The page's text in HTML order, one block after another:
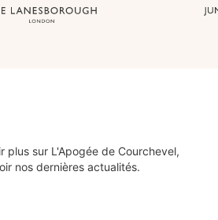
plus sur L'Apogée de Courchevel,
nos dernières actualités.